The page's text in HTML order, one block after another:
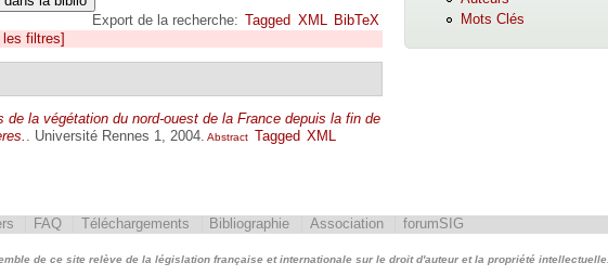
Export de la recherche: Tagged XML BibTeX
filtres]
la végétation du nord-ouest de la France depuis la fin de
. Université Rennes 1, 2004. Abstract Tagged XML
Mots Clés
FAQ Téléchargements Bibliographie Association forumSIG
de ce site relève de la législation française et internationale sur le droit d'auteur et la propriété intellectuelle.